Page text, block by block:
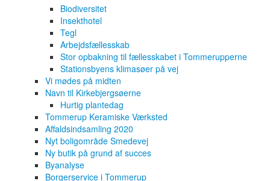
Biodiversitet
Insekthotel
Tegl
Arbejdsfællesskab
Stor opbakning til fællesskabet i Tommerupperne
Stationsbyens klimasøer på vej
Vi mødes på midten
Navn til Kirkebjergsøerne
Hurtig plantedag
Tommerup Keramiske Værksted
Affaldsindsamling 2020
Nyt boligområde Smedevej
Ny butik på grund af succes
Byanalyse
Borgerservice i Tommerup